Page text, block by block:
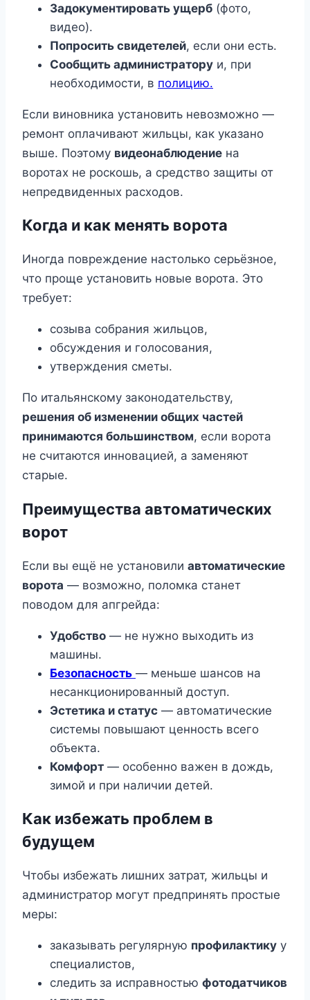
Задокументировать ущерб (фото,
видео).
Попросить свидетелей, если они есть.
Сообщить администратору и, при
необходимости, в полицию.
Если виновника установить невозможно —
ремонт оплачивают жильцы, как указано
выше. Поэтому видеонаблюдение на
воротах не роскошь, а средство защиты от
непредвиденных расходов.
Когда и как менять ворота
Иногда повреждение настолько серьёзное,
что проще установить новые ворота. Это
требует:
созыва собрания жильцов,
обсуждения и голосования,
утверждения сметы.
По итальянскому законодательству,
решения об изменении общих частей
принимаются большинством, если ворота
не считаются инновацией, а заменяют
старые.
Преимущества автоматических
ворот
Если вы ещё не установили автоматические
ворота — возможно, поломка станет
поводом для апгрейда:
Удобство — не нужно выходить из
машины.
Безопасность — меньше шансов на
несанкционированный доступ.
Эстетика и статус — автоматические
системы повышают ценность всего
объекта.
Комфорт — особенно важен в дождь,
зимой и при наличии детей.
Как избежать проблем в
будущем
Чтобы избежать лишних затрат, жильцы и
администратор могут предпринять простые
меры:
заказывать регулярную профилактику у
специалистов,
следить за исправностью фотодатчиков